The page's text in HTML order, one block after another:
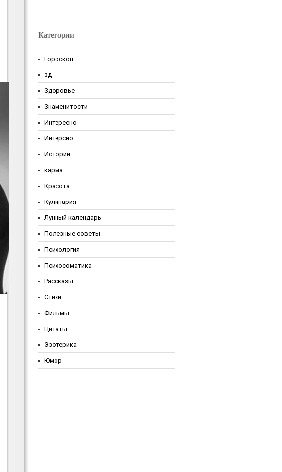
Категории
Гороскоп
зд
Здоровье
Знаменитости
Интересно
Интерсно
Истории
карма
Красота
Кулинария
Лунный календарь
Полезные советы
Психология
Психосоматика
Рассказы
Стихи
Фильмы
Цитаты
Эзотерика
Юмор